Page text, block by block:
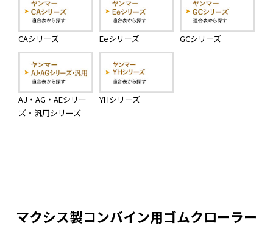
CAシリーズ Eeシリーズ GCシリーズ
AJ・AG・AEシリー
ズ・汎用シリーズ
YHシリーズ
マクシス製コンバイン用ゴムクローラー